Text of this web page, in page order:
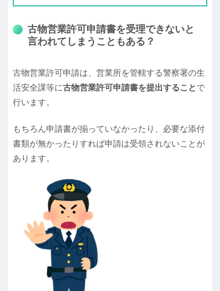
古物営業許可申請書を受理できないと
言われてしまうこともある？
古物営業許可申請は、営業所を管轄する警察署の生
活安全課等に古物営業許可申請書を提出すること で
行います。
もちろん申請書が揃っていなかったり、必要な添付
書類が無かったりすれば申請は受領されないことが
あります。